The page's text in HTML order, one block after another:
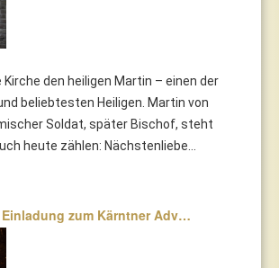
den heiligen Martin – einen der
beliebtesten Heiligen. Martin von
Soldat, später Bischof, steht
heute zählen: Nächstenliebe...
Einladung zum Kärntner Adv…